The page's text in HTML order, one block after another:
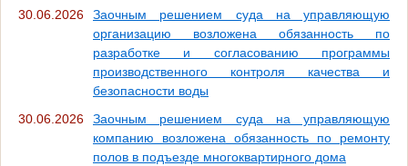
30.06.2026
Заочным решением суда на управляющую
организацию возложена обязанность по
разработке и согласованию программы
производственного контроля качества и
безопасности воды
30.06.2026
Заочным решением суда на управляющую
компанию возложена обязанность по ремонту
полов в подъезде многоквартирного дома